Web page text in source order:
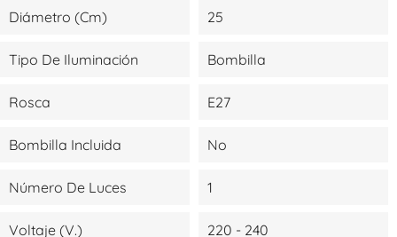
Diámetro (cm) 25
Tipo De Iluminación Bombilla
Rosca E27
Bombilla Incluida No
Número De Luces 1
Voltaje (V.) 220 - 240